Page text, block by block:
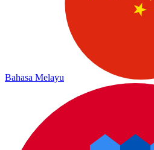
Bahasa Melayu